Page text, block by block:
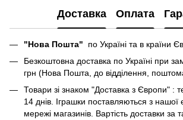
Доставка Оплата
"Нова Пошта" по Україні та в країни
Безкоштовна доставка по Україні при
грн (Нова Пошта, до відділення,
Товари зі знаком "Доставка з Європи" :
14 днів. Іграшки поставляються з нашої
мережі магазинів. Вартість доставки